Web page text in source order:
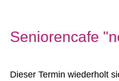
Seniorencafe
Dieser Termin wiederholt